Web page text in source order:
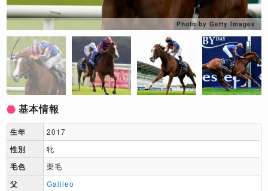
Photo by Getty Images
基本情報
生年 2017
性別 牝
毛色 栗毛
父 Galileo